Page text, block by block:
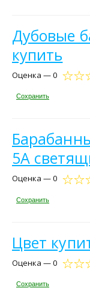
Дубовые
купить
Оценка — 0
Сохранить
5A
Оценка — 0
Сохранить
Цвет
Оценка — 0
Сохранить